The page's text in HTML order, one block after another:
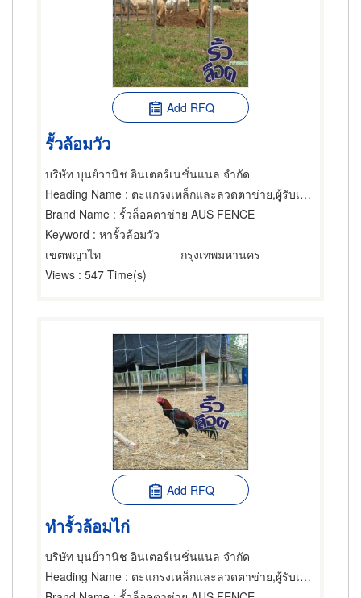
Add RFQ
รั้วล้อมวัว
บริษัท บุนย์วานิช อินเตอร์เนชั่นแนล จำกัด
Heading Name : ตะแกรงเหล็กและลวดตาข่าย,ผู้รับเหมาทำรั้ว,เสาหลักใช้ทำรั้ว
Brand Name : รั้วล็อคตาข่าย AUS FENCE
Keyword : หารั้วล้อมวัว
เขตพญาไท
กรุงเทพมหานคร
Views : 547 Time(s)
Add RFQ
ทำรั้วล้อมไก่
บริษัท บุนย์วานิช อินเตอร์เนชั่นแนล จำกัด
Heading Name : ตะแกรงเหล็กและลวดตาข่าย,ผู้รับเหมาทำรั้ว,ฟาร์มสัตว์ปีก